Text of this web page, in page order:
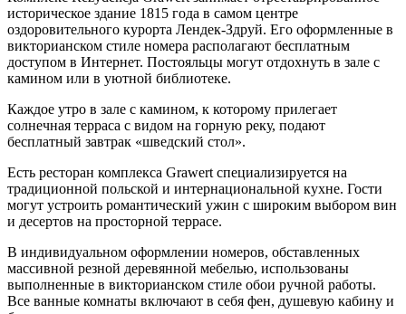
историческое здание 1815 года в самом центре
оздоровительного курорта Лендек-Здруй. Его оформленные в
викторианском стиле номера располагают бесплатным
доступом в Интернет. Постояльцы могут отдохнуть в зале с
камином или в уютной библиотеке.
Каждое утро в зале с камином, к которому прилегает
солнечная терраса с видом на горную реку, подают
бесплатный завтрак «шведский стол».
Есть ресторан комплекса Grawert специализируется на
традиционной польской и интернациональной кухне. Гости
могут устроить романтический ужин с широким выбором вин
и десертов на просторной террасе.
В индивидуальном оформлении номеров, обставленных
массивной резной деревянной мебелью, использованы
выполненные в викторианском стиле обои ручной работы.
Все ванные комнаты включают в себя фен, душевую кабину и